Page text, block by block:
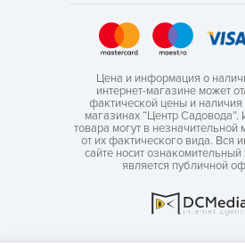
Цена и информация о
интернет-магазине может
фактической цены и
магазинах “Центр
товара могут в незначительной
от их фактического вида. Вся
сайте носит ознакомительный
является публичной